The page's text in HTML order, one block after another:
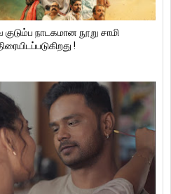
நாடகமான நூறு சாமி
!